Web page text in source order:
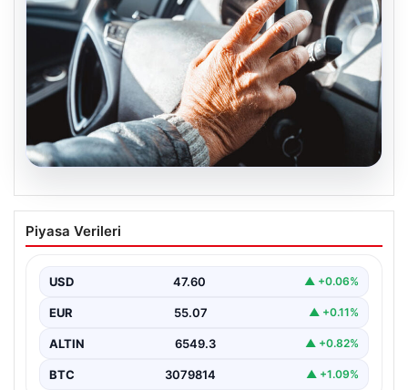
Emekliye ÖTV’siz araç verilecek mi,
yasa çıkacak mı? Milyonlarca emekli
Piyasa Verileri
USD 47.60 ▲ +0.06%
EUR 55.07 ▲ +0.11%
ALTIN 6549.3 ▲ +0.82%
BTC 3079814 ▲ +1.09%